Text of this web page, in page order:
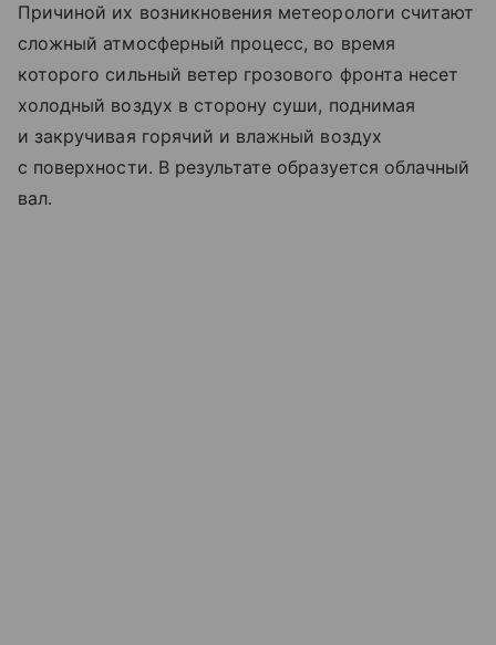
Причиной их возникновения метеорологи считают
сложный атмосферный процесс, во время
которого сильный ветер грозового фронта несет
холодный воздух в сторону суши, поднимая
и закручивая горячий и влажный воздух
с поверхности. В результате образуется облачный
вал.